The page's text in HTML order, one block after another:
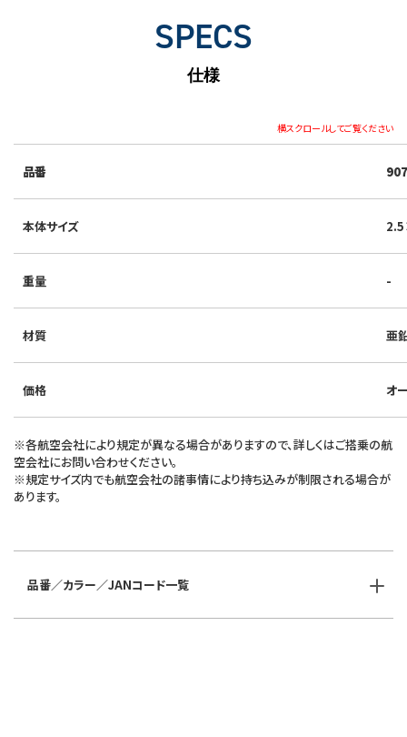
SPECS
仕様
横スクロールしてご覧ください
品番
本体サイズ
重量 -
材質 亜
価格 オ
※各航空会社により規定が異なる場合がありますので、詳しくはご搭乗の航
空会社にお問い合わせください。
※規定サイズ内でも航空会社の諸事情により持ち込みが制限される場合が
あります。
品番／カラー／JANコード一覧